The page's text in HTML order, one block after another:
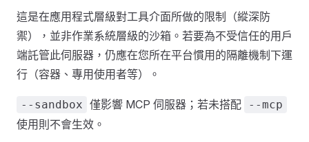
這是在應用程式層級對工具介面所做的限制（縱深防
禦），並非作業系統層級的沙箱。若要為不受信任的用戶
端託管此伺服器，仍應在您所在平台慣用的隔離機制下運
行（容器、專用使用者等）。
--sandbox 僅影響 MCP 伺服器；若未搭配 --mcp
使用則不會生效。